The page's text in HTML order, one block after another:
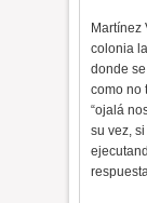
Martínez
colonia
donde
como no
“ojalá
su vez,